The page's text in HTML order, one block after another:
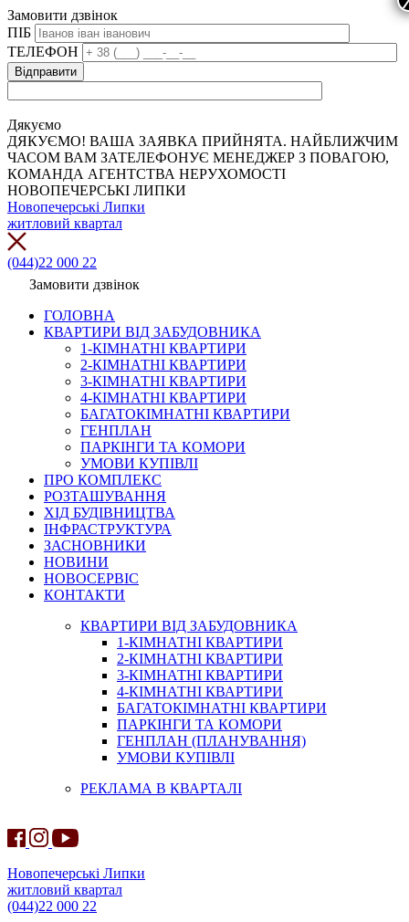
Замовити дзвінок
ПІБ
ТЕЛЕФОН
Дякуємо
ДЯКУЄМО! ВАША ЗАЯВКА ПРИЙНЯТА. НАЙБЛИЖЧИМ
ЧАСОМ ВАМ ЗАТЕЛЕФОНУЄ МЕНЕДЖЕР З ПОВАГОЮ,
КОМАНДА АГЕНТСТВА НЕРУХОМОСТІ
НОВОПЕЧЕРСЬКІ ЛИПКИ
Новопечерські Липки
житловий квартал
(044)22 000 22
Замовити дзвінок
ГОЛОВНА
КВАРТИРИ ВІД ЗАБУДОВНИКА
1-КІМНАТНІ КВАРТИРИ
2-КІМНАТНІ КВАРТИРИ
3-КІМНАТНІ КВАРТИРИ
4-КІМНАТНІ КВАРТИРИ
БАГАТОКІМНАТНІ КВАРТИРИ
ГЕНПЛАН
ПАРКІНГИ ТА КОМОРИ
УМОВИ КУПІВЛІ
ПРО КОМПЛЕКС
РОЗТАШУВАННЯ
ХІД БУДІВНИЦТВА
ІНФРАСТРУКТУРА
ЗАСНОВНИКИ
НОВИНИ
НОВОСЕРВІС
КОНТАКТИ
КВАРТИРИ ВІД ЗАБУДОВНИКА
1-КІМНАТНІ КВАРТИРИ
2-КІМНАТНІ КВАРТИРИ
3-КІМНАТНІ КВАРТИРИ
4-КІМНАТНІ КВАРТИРИ
БАГАТОКІМНАТНІ КВАРТИРИ
ПАРКІНГИ ТА КОМОРИ
ГЕНПЛАН (ПЛАНУВАННЯ)
УМОВИ КУПІВЛІ
РЕКЛАМА В КВАРТАЛІ
Новопечерські Липки
житловий квартал
(044)22 000 22